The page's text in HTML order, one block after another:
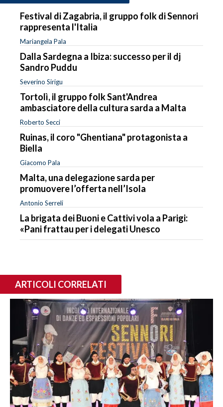
Festival di Zagabria, il gruppo folk di Sennori
rappresenta l'Italia
Mariangela Pala
Dalla Sardegna a Ibiza: successo per il dj
Sandro Puddu
Severino Sirigu
Tortolì, il gruppo folk Sant'Andrea
ambasciatore della cultura sarda a Malta
Roberto Secci
Ruinas, il coro "Ghentiana" protagonista a
Biella
Giacomo Pala
Malta, una delegazione sarda per
promuovere l’offerta nell’Isola
Antonio Serreli
La brigata dei Buoni e Cattivi vola a Parigi:
«Pani frattau per i delegati Unesco
ARTICOLI CORRELATI